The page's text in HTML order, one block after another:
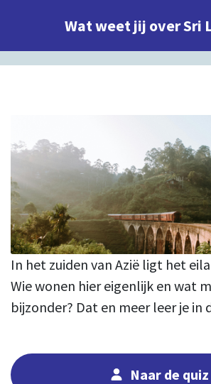
Wat weet jij over Sri
In het zuiden van Azië ligt het
Wie wonen hier eigenlijk en wat
bijzonder? Dat en meer leer je in
Naar de quiz